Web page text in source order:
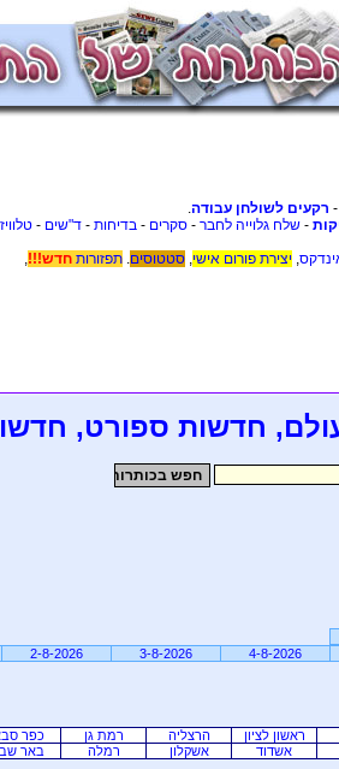
- רקעים לשולחן עבודה.
- שלח גלוייה לחבר - סקרים - בדיחות - ד"שים -
, יצירת פורום אישי, סטטוסים. תפזורות חדש!!!,
חדשות ספורט,
4-8-2026
3-8-2026
2-8-2026
ראשון לציון הרצליה רמת גן כפר
אשדוד אשקלון רמלה באר